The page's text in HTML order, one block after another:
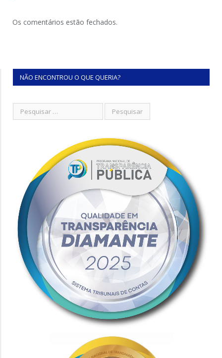
Os comentários estão fechados.
NÃO ENCONTROU O QUE QUERIA?